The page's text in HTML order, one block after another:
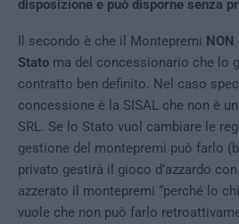
disposizione e può disporne senza
Il secondo è che il Montepremi
Stato ma del concessionario che lo
contratto ben definito. Nel caso
concessione è la SISAL che non è
SRL. Se lo Stato vuol cambiare le
gestione del montepremi può farlo
privato gestirà il gioco d’azzardo
azzerato il montepremi “perché lo
vuole che non può farlo